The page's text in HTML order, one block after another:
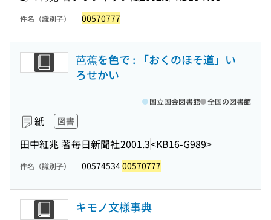
件名（識別子） 00570777
芭蕉を色で : 「おくのほそ道」い
ろせかい
紙 図書
田中紅兆 著毎日新聞社2001.3<KB16-G989>
国立国会図書館 全国の図書館
件名（識別子） 0057453400570777
キモノ文様事典